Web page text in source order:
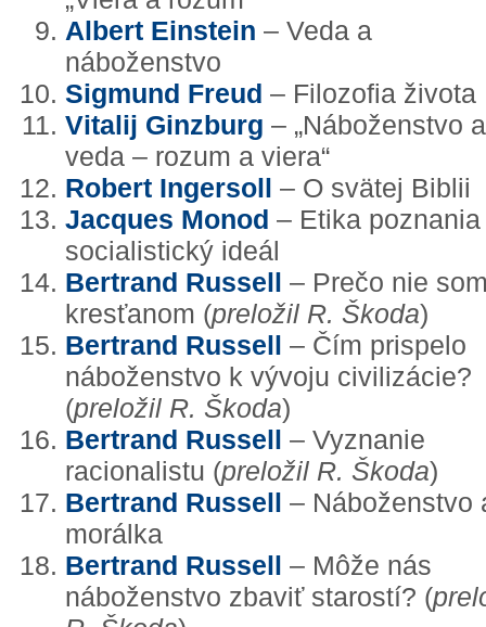
Albert Einstein – Veda a
náboženstvo
Sigmund Freud – Filozofia života
Vitalij Ginzburg – „Náboženstvo a
veda – rozum a viera“
Robert Ingersoll – O svätej Biblii
Jacques Monod – Etika poznania
socialistický ideál
Bertrand Russell – Prečo nie
kresťanom (preložil R. Škoda)
Bertrand Russell – Čím prispelo
náboženstvo k vývoju civilizácie?
(preložil R. Škoda)
Bertrand Russell – Vyznanie
racionalistu (preložil R. Škoda)
Bertrand Russell – Náboženstvo
morálka
Bertrand Russell – Môže nás
náboženstvo zbaviť starostí? (